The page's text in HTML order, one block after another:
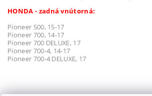
HONDA - zadná vnútorná:
Pioneer 500, 15-17
Pioneer 700, 14-17
Pioneer 700 DELUXE, 17
Pioneer 700-4, 14-17
Pioneer 700-4 DELUXE, 17